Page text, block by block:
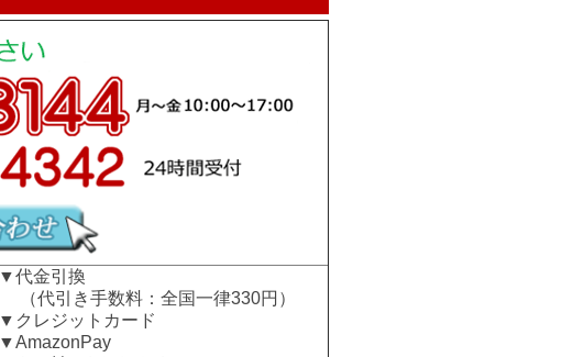
▼代金引換
（代引き手数料：全国一律330円）
▼クレジットカード
▼AmazonPay